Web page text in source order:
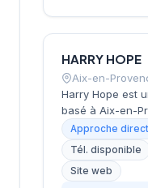
des candidats.
modèle sans
service au
spécifiques de
HARRY HOPE
Aix-en-
Harry Hope est
basé à Aix-en-
mise en relation
sur le marché
Fort d'une
en recrutement
Approche
Tél. disponible
Site web